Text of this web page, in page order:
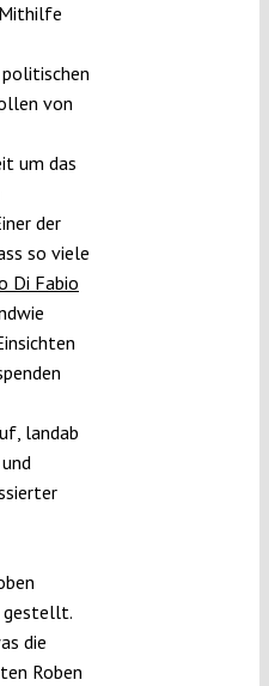
von
um das
der
so viele
Di Fabio
landab
gestellt.
die
Roben